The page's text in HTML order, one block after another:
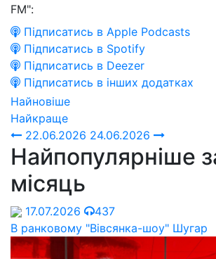
FM":
Підписатись в Apple Podcasts
Підписатись в Spotify
Підписатись в Deezer
Підписатись в інших додатках
Найновіше
Найкраще
22.06.2026 24.06.2026
Найпопулярніше
місяць
17.07.2026
437
В ранковому "Вівсянка-шоу" Шугар